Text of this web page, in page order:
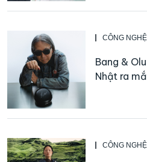
CÔNG NGHỆ
Bang &
Nhật ra
CÔNG NGHỆ